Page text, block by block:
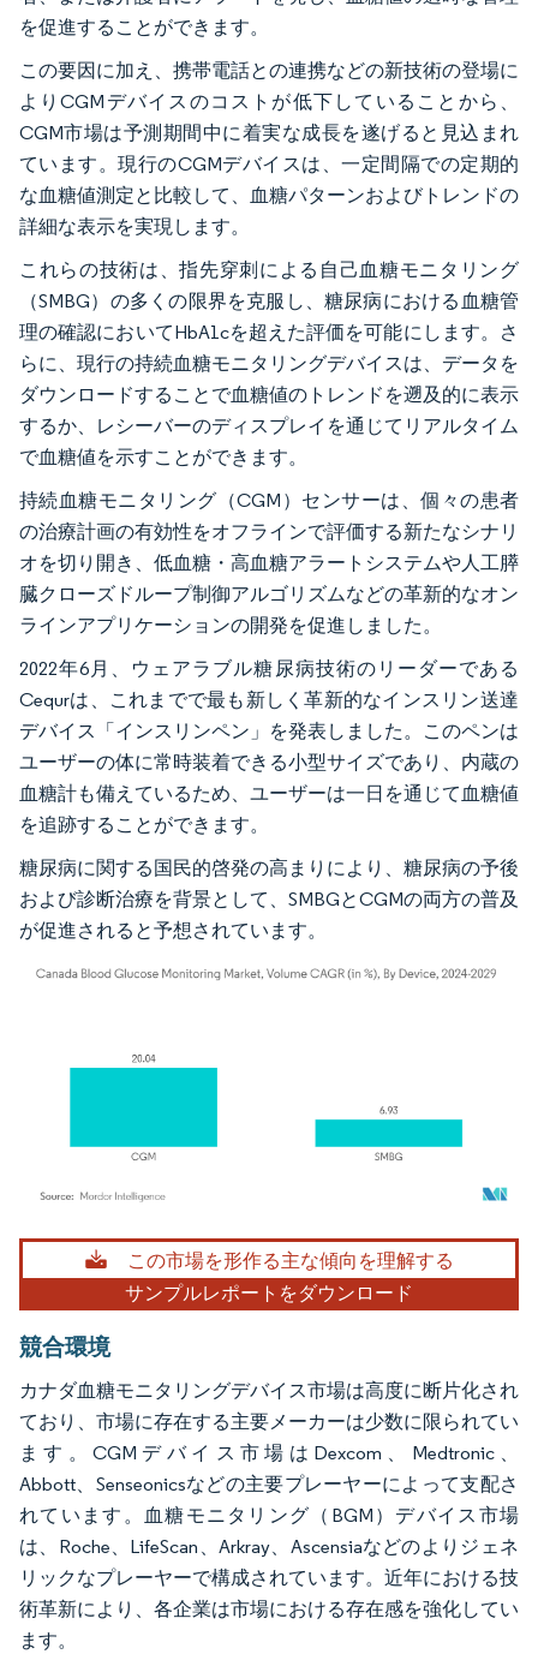
を促進することができます。
この要因に加え、携帯電話との連携などの新技術の登場に
よりCGMデバイスのコストが低下していることから、
CGM市場は予測期間中に着実な成長を遂げると見込まれ
ています。現行のCGMデバイスは、一定間隔での定期的
な血糖値測定と比較して、血糖パターンおよびトレンドの
詳細な表示を実現します。
これらの技術は、指先穿刺による自己血糖モニタリング
（SMBG）の多くの限界を克服し、糖尿病における血糖管
理の確認においてHbA1cを超えた評価を可能にします。さ
らに、現行の持続血糖モニタリングデバイスは、データを
ダウンロードすることで血糖値のトレンドを遡及的に表示
するか、レシーバーのディスプレイを通じてリアルタイム
で血糖値を示すことができます。
持続血糖モニタリング（CGM）センサーは、個々の患者
の治療計画の有効性をオフラインで評価する新たなシナリ
オを切り開き、低血糖・高血糖アラートシステムや人工膵
臓クローズドループ制御アルゴリズムなどの革新的なオン
ラインアプリケーションの開発を促進しました。
2022年6月、ウェアラブル糖尿病技術のリーダーである
Cequrは、これまでで最も新しく革新的なインスリン送達
デバイス「インスリンペン」を発表しました。このペンは
ユーザーの体に常時装着できる小型サイズであり、内蔵の
血糖計も備えているため、ユーザーは一日を通じて血糖値
を追跡することができます。
糖尿病に関する国民的啓発の高まりにより、糖尿病の予後
および診断治療を背景として、SMBGとCGMの両方の普及
が促進されると予想されています。
画像 © Mordor Intelligence。再利用にはCC BY 4.0の表示が必要です。
この市場を形作る主な傾向を理解する
サンプルレポートをダウンロード
競合環境
カナダ血糖モニタリングデバイス市場は高度に断片化され
ており、市場に存在する主要メーカーは少数に限られてい
ます。CGMデバイス市場はDexcom、Medtronic、
Abbott、Senseonicsなどの主要プレーヤーによって支配さ
れています。血糖モニタリング（BGM）デバイス市場
は、Roche、LifeScan、Arkray、Ascensiaなどのよりジェネ
リックなプレーヤーで構成されています。近年における技
術革新により、各企業は市場における存在感を強化してい
ます。